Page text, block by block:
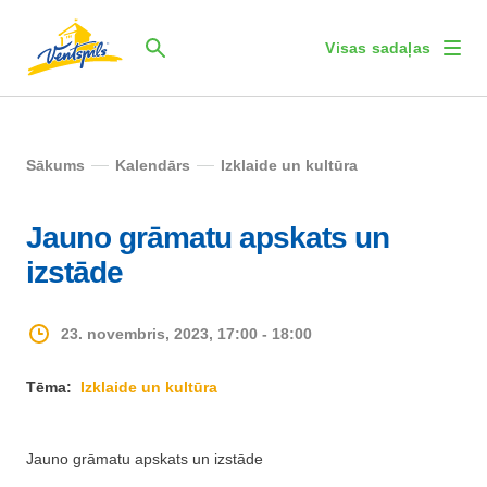
Visas sadaļas
Sākums Kalendārs Izklaide un kultūra
Jauno grāmatu apskats un
izstāde
23. novembris, 2023, 17:00 - 18:00
Tēma: Izklaide un kultūra
Jauno grāmatu apskats un izstāde